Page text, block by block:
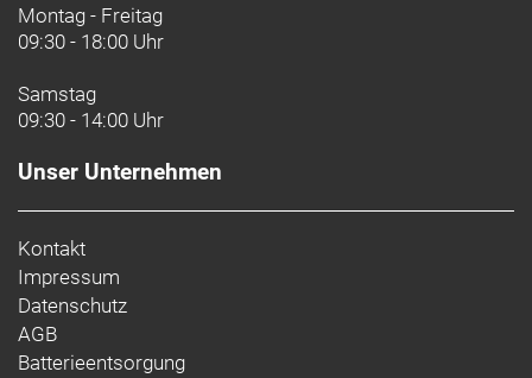
Montag - Freitag
09:30 - 18:00 Uhr
Samstag
09:30 - 14:00 Uhr
Unser Unternehmen
Kontakt
Impressum
Datenschutz
AGB
Batterieentsorgung